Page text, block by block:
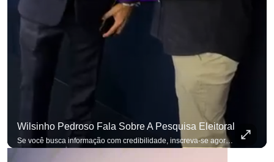
Wilsinho Pedroso Fala Sobre A Pesquisa Eleitoral
Se você busca informação com credibilidade, inscreva-se agora e ative o